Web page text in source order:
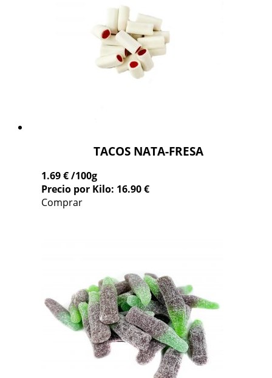
TACOS NATA-FRESA
1.69 €/100g
Precio por Kilo: 16.90 €
Comprar